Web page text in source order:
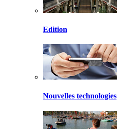
Edition
Nouvelles technologies